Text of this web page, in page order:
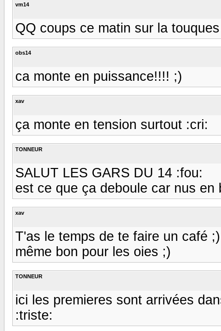
vm14
QQ coups ce matin sur la
obs14
ca monte en puissance!!!! ;)
xav
ça monte en tension surtout :cri:
TONNEUR
SALUT LES GARS DU 14 :fou:
est ce que ça deboule car nus
xav
T'as le temps de te faire un café
même bon pour les oies ;)
TONNEUR
ici les premieres sont arrivées
:triste: